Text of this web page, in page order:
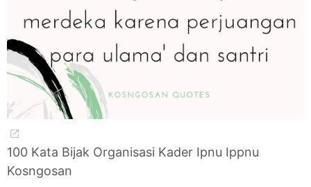
100 Kata Bijak Organisasi Kader Ipnu Ippnu
Kosngosan